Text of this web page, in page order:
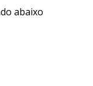
abaixo